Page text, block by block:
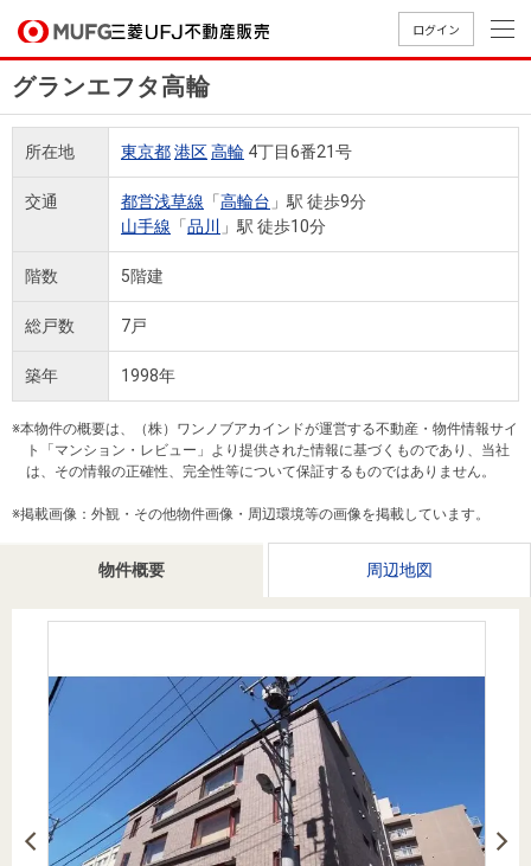
ログイン
買いたいTOP
中古
マン
ショ
ンを
探す
築・
中古
一戸
建て
を探
用
物
件
を
探
す
件を
探す
売りたいTOP
無
料
査
定
却
相
談
売却
金額
試算
売却向け
サービス
周辺相場
検索
ラス（お
役立ちコ
店舗案内TOP
店舗のご
案内（首
都圏）
案内（名
古屋）
案内（関
西）
会社情報TOP
ごあいさ
つ
要
Way
経営ビジ
ョン
組織図
役員一
覧
ニュース
（電子ブ
ック版）
採用情報TOP
新卒採用
情報
採用情報
買いたい
売りたい
採用情報
法人のお客さま
提携企業にお勤めの方
グランエフタ高輪
物件概要 周辺地図
所在地 東京都港区高輪 4丁目6番21号
交通 都営浅草線 「高輪台 」駅 徒歩9分
山手線 「品川 」駅 徒歩10分
階数 5階建
総戸数 7戸
築年 1998年
※本物件の概要は、（株）ワンノブアカインドが運営する不動産・物件情報サイ
ト「マンション・レビュー」より提供された情報に基づくものであり、当社
は、その情報の正確性、完全性等について保証するものではありません。
※掲載画像：外観・その他物件画像・周辺環境等の画像を掲載しています。